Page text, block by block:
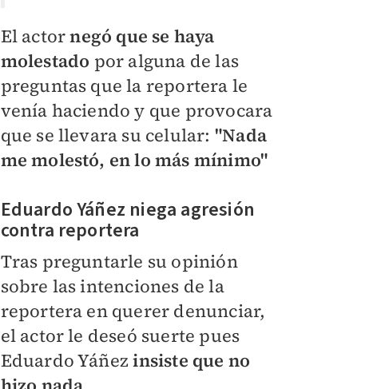
El actornegó que se haya
molestado por alguna de las
preguntas que la reportera le
venía haciendo y que provocara
que se llevara su celular: "Nada
me molestó, en lo más mínimo"
Eduardo Yáñez niega agresión
contra reportera
Tras preguntarle su opinión
sobre las intenciones de la
reportera en querer denunciar,
el actor le deseó suerte pues
Eduardo Yáñezinsiste que no